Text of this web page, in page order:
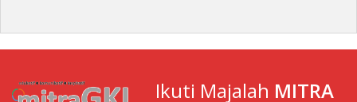
Ikuti Majalah MITRA